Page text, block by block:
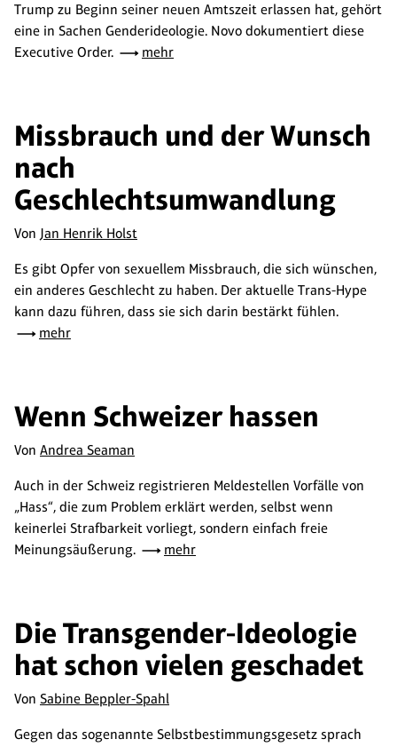
Trump zu Beginn seiner neuen Amtszeit erlassen hat, gehört
eine in Sachen Genderideologie. Novo dokumentiert diese
Executive Order.
mehr
Missbrauch und der Wunsch
nach
Geschlechtsumwandlung
Von Jan Henrik Holst
Es gibt Opfer von sexuellem Missbrauch, die sich wünschen,
ein anderes Geschlecht zu haben. Der aktuelle Trans-Hype
kann dazu führen, dass sie sich darin bestärkt fühlen.
mehr
Wenn Schweizer hassen
Von Andrea Seaman
Auch in der Schweiz registrieren Meldestellen Vorfälle von
„Hass“, die zum Problem erklärt werden, selbst wenn
keinerlei Strafbarkeit vorliegt, sondern einfach freie
Meinungsäußerung.
mehr
Die Transgender-Ideologie
hat schon vielen geschadet
Von Sabine Beppler-Spahl
Gegen das sogenannte Selbstbestimmungsgesetz sprach